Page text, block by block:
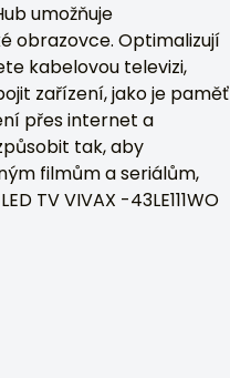
umožňuje
obrazovce. Optimalizují
kabelovou televizi,
zařízení, jako je paměť
přes internet a
tak, aby
filmům a seriálům,
TV VIVAX -43LE111WO